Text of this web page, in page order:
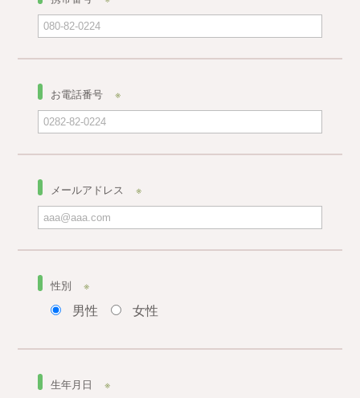
お電話番号 ※
メールアドレス ※
性別 ※
男性 女性
生年月日 ※